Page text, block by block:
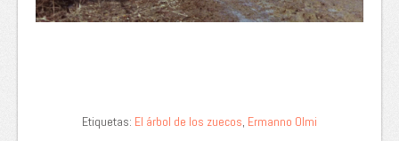
Etiquetas: El árbol de los zuecos, Ermanno Olmi